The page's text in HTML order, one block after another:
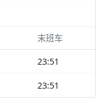
末班车
23:51
23:51